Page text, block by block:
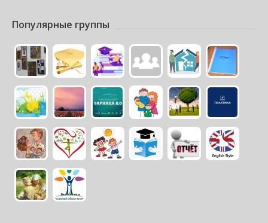
Популярные группы